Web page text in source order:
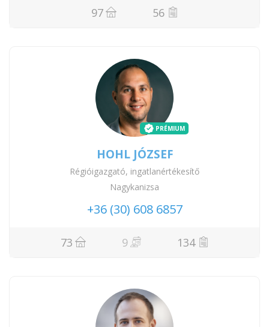
97 56
PRÉMIUM
HOHL JÓZSEF
Régióigazgató, ingatlanértékesítő
Nagykanizsa
+36 (30) 608 6857
73 9 134